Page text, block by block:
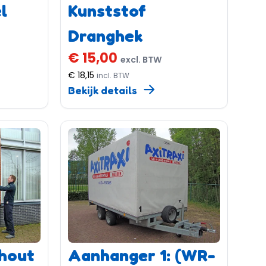
Kunststof
Dranghek
€ 15,00 excl. BTW
€ 18,15 incl. BTW
Bekijk details
Aanhanger 1: (WR-